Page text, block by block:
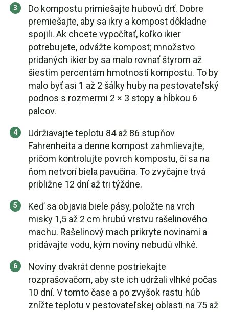
Do kompostu primiešajte hubovú drť. Dobre
premiešajte, aby sa ikry a kompost dôkladne
spojili. Ak chcete vypočítať, koľko ikier
potrebujete, odvážte kompost; množstvo
pridaných ikier by sa malo rovnať štyrom až
šiestim percentám hmotnosti kompostu. To by
malo byť asi 1 až 2 šálky huby na pestovateľský
podnos s rozmermi 2 × 3 stopy a hĺbkou 6
palcov.
Udržiavajte teplotu 84 až 86 stupňov
Fahrenheita a denne kompost zahmlievajte,
pričom kontrolujte povrch kompostu, či sa na
ňom netvorí biela pavučina. To zvyčajne trvá
približne 12 dní až tri týždne.
Keď sa objavia biele pásy, položte na vrch
misky 1,5 až 2 cm hrubú vrstvu rašelinového
machu. Rašelinový mach prikryte novinami a
pridávajte vodu, kým noviny nebudú vlhké.
Noviny dvakrát denne postriekajte
rozprašovačom, aby ste ich udržali vlhké počas
10 dní. V tomto čase a po zvyšok rastu húb
znížte teplotu v pestovateľskej oblasti na 75 až